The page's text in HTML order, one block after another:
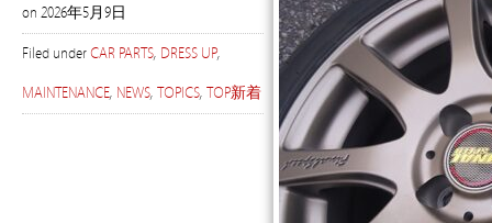
on 2026年5月9日
Filed underCAR PARTS, DRESS UP,
MAINTENANCE, NEWS, TOPICS, TOP新着